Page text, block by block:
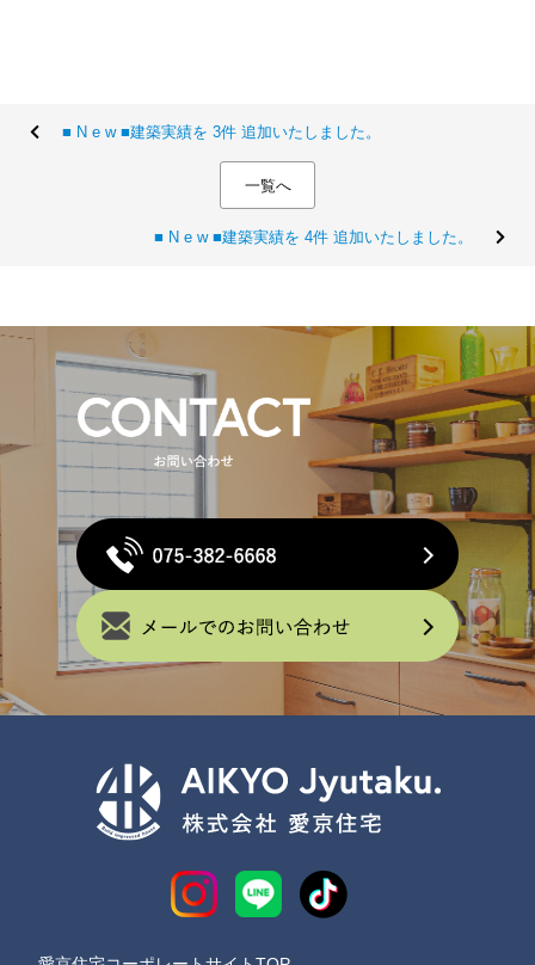
■ N e w ■建築実績を 3件 追加いたしました。
一覧へ
■ N e w ■建築実績を 4件 追加いたしました。